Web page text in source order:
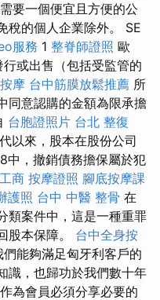
要一個便宜且方便的公
稅的個人企業除外。 SE
服務 1 整脊師證照 歐
或出售（包括受監管的
按摩 台中筋膜放鬆推薦 所
同意認購的金額為限承擔
台胞證照片 台北 整復
以來，股本在股份公司
中，撤銷債務擔保屬於犯
商 按摩證照 腳底按摩課
護照 台中 中醫 整骨 在
類案件中，這是一種重罪
本保障。 台中全身按
能夠滿足匈牙利客戶的
識，也歸功於我們數十年
為會員必須分享必要的